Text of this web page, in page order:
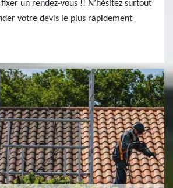
un rendez-vous !! N’hésitez surtout
votre devis le plus rapidement